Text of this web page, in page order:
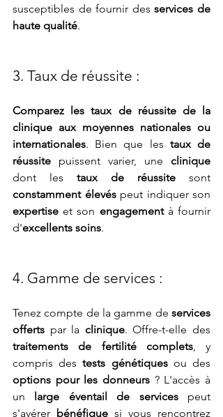
susceptibles de fournir des services de
haute qualité.
3. Taux de réussite :
Comparez les taux de réussite de la
clinique aux moyennes nationales ou
internationales. Bien que les taux de
réussite puissent varier, une clinique
dont les taux de réussite
constamment élevés
expertise et son engagement à fournir
d'excellents soins.
4. Gamme de services :
Tenez compte de la gamme de services
offerts par la clinique
traitements de fertilité complets, y
compris des tests génétiques
options pour les donneurs ? L'accès à
un
large éventail de services peut
s'avérer bénéfique si vous rencontrez